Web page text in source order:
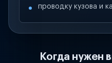
проводку кузова и
Когда нужен